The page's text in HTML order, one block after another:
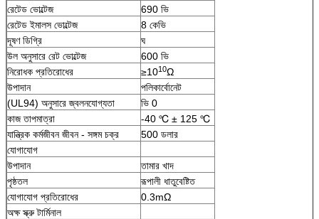
রেটেড ভোল্টেজ
690 ভি
রেটেড ইমালস ভোল্টেজ
8 কেভি
দূষণ ডিগ্রি
ঘ
উল অনুসারে রেট ভোল্টেজ
600 ভি
নিরোধক প্রতিরোধের
≥1010Ω
উপাদান
পলিকার্বোনেট
(UL94) অনুসারে জ্বলনযোগ্যতা
ভি 0
কাজ তাপমাত্রা
-40 ℃ ± 125 ℃
যান্ত্রিক কর্মজীবন জীবন - সঙ্গম চক্র
500 ডলার
যোগাযোগ
উপাদান
তামার খাদ
পৃষ্ঠতল
রূপালী ধাতুবেষ্টিত
যোগাযোগ প্রতিরোধের
0.3mΩ
অক্ষ স্ক্রু টার্মিনাল